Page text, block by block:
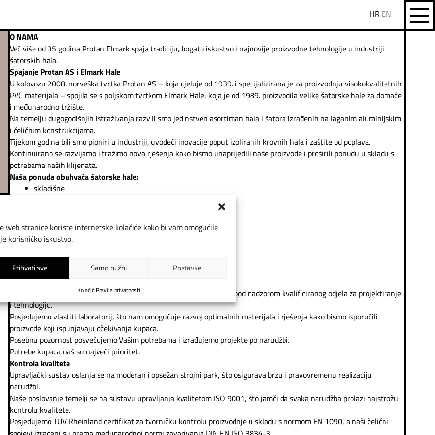
web stranice koriste internetske kolačiće kako bi vam omogućile
korisničko iskustvo.
Prihvati sve Samo nužni Postavke
KolačićiPravila privatnosti
HR EN
O NAMA
Već više od 35 godina Protan Elmark spaja tradiciju, bogato iskustvo i najnovije proizvodne tehnologije u industriji
šatorskih hala.
Spajanje Protan AS i Elmark Hale
U kolovozu 2008. norveška tvrtka Protan AS – koja djeluje od 1939. i specijalizirana je za proizvodnju visokokvalitetnih
PVC materijala – spojila se s poljskom tvrtkom Elmark Hale, koja je od 1989. proizvodila velike šatorske hale za domaće
i međunarodno tržište.
Na temelju dugogodišnjih istraživanja razvili smo jedinstven asortiman hala i šatora izrađenih na laganim aluminijskim
i čeličnim konstrukcijama.
Tijekom godina bili smo pioniri u industriji, uvodeći inovacije poput izoliranih krovnih hala i zaštite od poplava.
Kontinuirano se razvijamo i tražimo nova rješenja kako bismo unaprijedili naše proizvode i proširili ponudu u skladu s
potrebama naših klijenata.
Naša ponuda obuhvaća šatorske hale:
skladišne
jahaonice
za događanja
poljoprivredne
vojne hale STEELBERG
Profesionalna proizvodnja
Naši proizvodi izrađuju se prema detaljnoj tehničkoj dokumentaciji i pod nadzorom kvalificiranog odjela za projektiranje
i tehnologiju.
Posjedujemo vlastiti laboratorij, što nam omogućuje razvoj optimalnih materijala i rješenja kako bismo isporučili
proizvode koji ispunjavaju očekivanja kupaca.
Posebnu pozornost posvećujemo Vašim potrebama i izrađujemo projekte po narudžbi.
Potrebe kupaca naš su najveći prioritet.
Kontrola kvalitete
Upravljački sustav oslanja se na moderan i opsežan strojni park, što osigurava brzu i pravovremenu realizaciju
narudžbi.
Naše poslovanje temelji se na sustavu upravljanja kvalitetom ISO 9001, što jamči da svaka narudžba prolazi najstrožu
kontrolu kvalitete.
Posjedujemo TÜV Rheinland certifikat za tvorničku kontrolu proizvodnje u skladu s normom EN 1090, a naši čelični